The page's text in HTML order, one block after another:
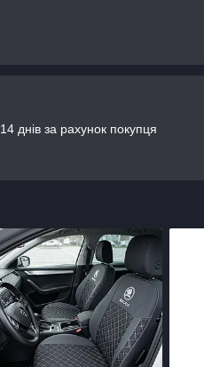
днів за рахунок покупця